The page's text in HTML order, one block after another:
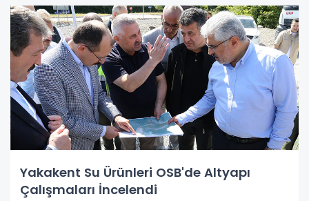
Yakakent Su Ürünleri OSB'de Altyapı
Çalışmaları İncelendi